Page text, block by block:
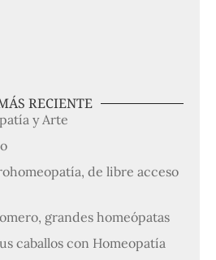
RECIENTE
y Arte
de libre acceso
grandes homeópatas
caballos con Homeopatía